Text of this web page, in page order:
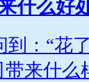
什么好
：“花
来什么